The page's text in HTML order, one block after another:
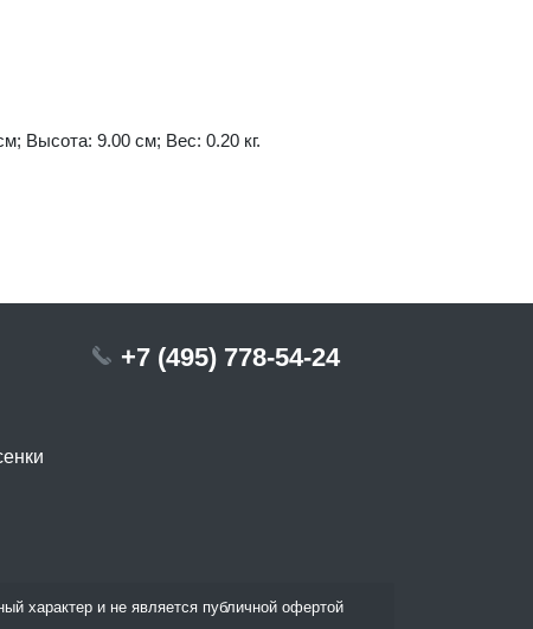
Высота: 9.00 см; Вес: 0.20 кг.
+7 (495) 778-54-24
характер и не является публичной офертой